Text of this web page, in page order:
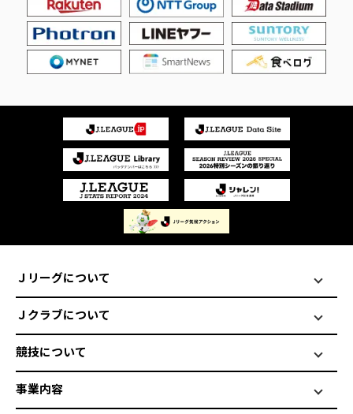
Ｊリーグについて
Ｊクラブについて
競技について
事業内容